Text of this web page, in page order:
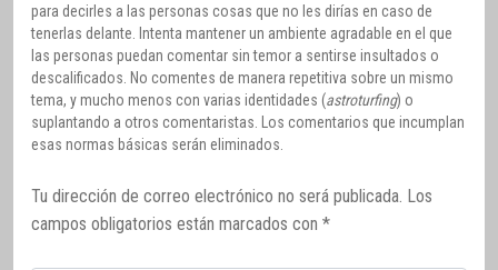
para decirles a las personas cosas que no les dirías en caso de
tenerlas delante. Intenta mantener un ambiente agradable en el que
las personas puedan comentar sin temor a sentirse insultados o
descalificados. No comentes de manera repetitiva sobre un mismo
tema, y mucho menos con varias identidades (astroturfing) o
suplantando a otros comentaristas. Los comentarios que incumplan
esas normas básicas serán eliminados.
Tu dirección de correo electrónico no será publicada. Los
campos obligatorios están marcados con *